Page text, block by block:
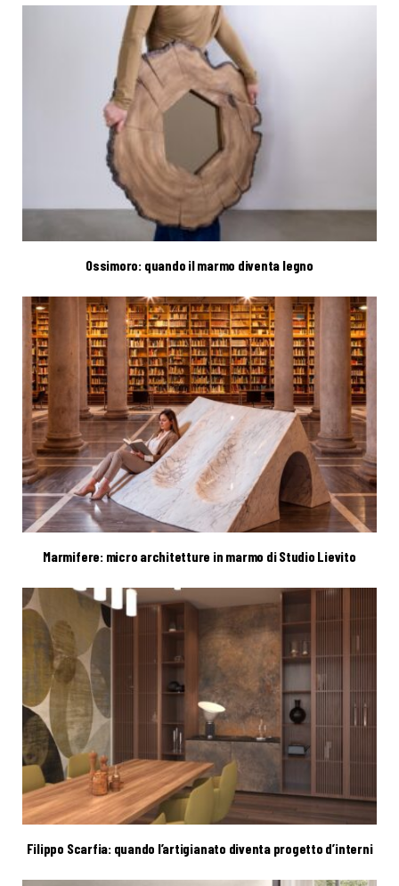
Ossimoro: quando il marmo diventa legno
Marmifere: micro architetture in marmo di Studio Lievito
Filippo Scarfia: quando l’artigianato diventa progetto d’interni